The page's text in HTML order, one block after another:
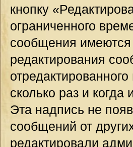
кнопку
ограниченного
сообщения имеются
редактирования
сколько раз и
Эта надпись не
сообщений от
редактировали